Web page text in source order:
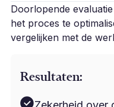
Doorlopende
het proces te
vergelijken met de
Resultaten: